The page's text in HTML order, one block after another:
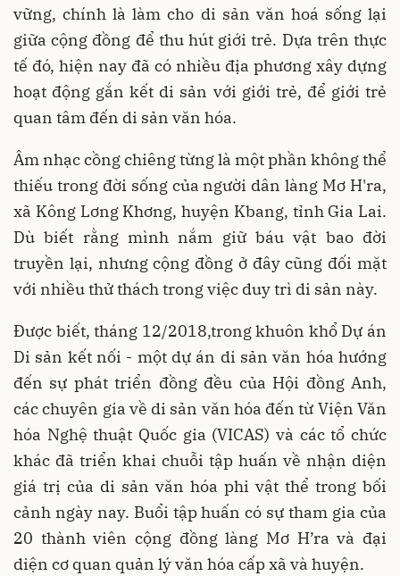
vững, chính là làm cho di sản văn hoá sống lại
giữa cộng đồng để thu hút giới trẻ. Dựa trên thực
tế đó, hiện nay đã có nhiều địa phương xây dựng
hoạt động gắn kết di sản với giới trẻ, để giới trẻ
quan tâm đến di sản văn hóa.
Âm nhạc cồng chiêng từng là một phần không thể
thiếu trong đời sống của người dân làng Mơ H'ra,
xã Kông Lơng Khơng, huyện Kbang, tỉnh Gia Lai.
Dù biết rằng mình nắm giữ báu vật bao đời
truyền lại, nhưng cộng đồng ở đây cũng đối mặt
với nhiều thử thách trong việc duy trì di sản này.
Được biết, tháng 12/2018,trong khuôn khổ Dự án
Di sản kết nối - một dự án di sản văn hóa hướng
đến sự phát triển đồng đều của Hội đồng Anh,
các chuyên gia về di sản văn hóa đến từ Viện Văn
hóa Nghệ thuật Quốc gia (VICAS) và các tổ chức
khác đã triển khai chuỗi tập huấn về nhận diện
giá trị của di sản văn hóa phi vật thể trong bối
cảnh ngày nay. Buổi tập huấn có sự tham gia của
20 thành viên cộng đồng làng Mơ H’ra và đại
diện cơ quan quản lý văn hóa cấp xã và huyện.